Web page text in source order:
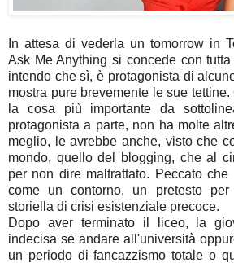
In attesa di vederla un tomorrow in
Ask Me Anything si concede con
intendo che sì, è protagonista di
mostra pure brevemente le sue
la cosa più importante da
protagonista a parte, non ha molte
meglio, le avrebbe anche, visto che
mondo, quello del blogging, che al
per non dire maltrattato. Peccato
come un contorno, un pretesto
storiella di crisi esistenziale precoce.
Dopo aver terminato il liceo, la
indecisa se andare all'università
un periodo di fancazzismo totale o